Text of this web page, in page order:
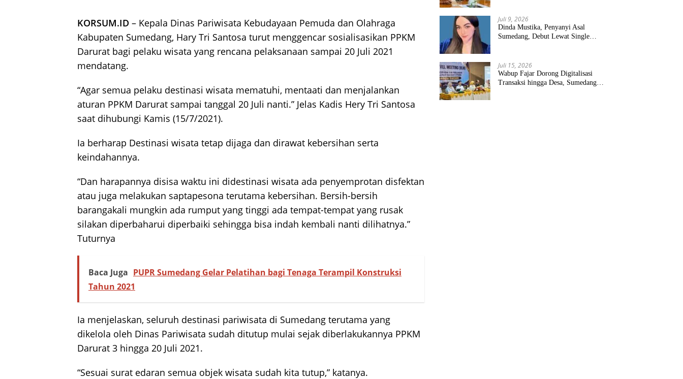
KORSUM.ID – Kepala Dinas Pariwisata Kebudayaan Pemuda dan Olahraga
Kabupaten Sumedang, Hary Tri Santosa turut menggencar sosialisasikan PPKM
Darurat bagi pelaku wisata yang rencana pelaksanaan sampai 20 Juli 2021
mendatang.
“Agar semua pelaku destinasi wisata mematuhi, mentaati dan menjalankan
aturan PPKM Darurat sampai tanggal 20 Juli nanti.” Jelas Kadis Hery Tri Santosa
saat dihubungi Kamis (15/7/2021).
Ia berharap Destinasi wisata tetap dijaga dan dirawat kebersihan serta
keindahannya.
“Dan harapannya disisa waktu ini didestinasi wisata ada penyemprotan disfektan
atau juga melakukan saptapesona terutama kebersihan. Bersih-bersih
barangakali mungkin ada rumput yang tinggi ada tempat-tempat yang rusak
silakan diperbaharui diperbaiki sehingga bisa indah kembali nanti dilihatnya.”
Tuturnya
Baca Juga PUPR Sumedang Gelar Pelatihan bagi Tenaga Terampil Konstruksi
Tahun 2021
Ia menjelaskan, seluruh destinasi pariwisata di Sumedang terutama yang
dikelola oleh Dinas Pariwisata sudah ditutup mulai sejak diberlakukannya PPKM
Darurat 3 hingga 20 Juli 2021.
“Sesuai surat edaran semua objek wisata sudah kita tutup,” katanya.
Juli 9, 2026
Dinda Mustika, Penyanyi Asal
Sumedang, Debut Lewat Single
Juli 15, 2026
Wabup Fajar Dorong Digitalisasi
Transaksi hingga Desa, Sumedang